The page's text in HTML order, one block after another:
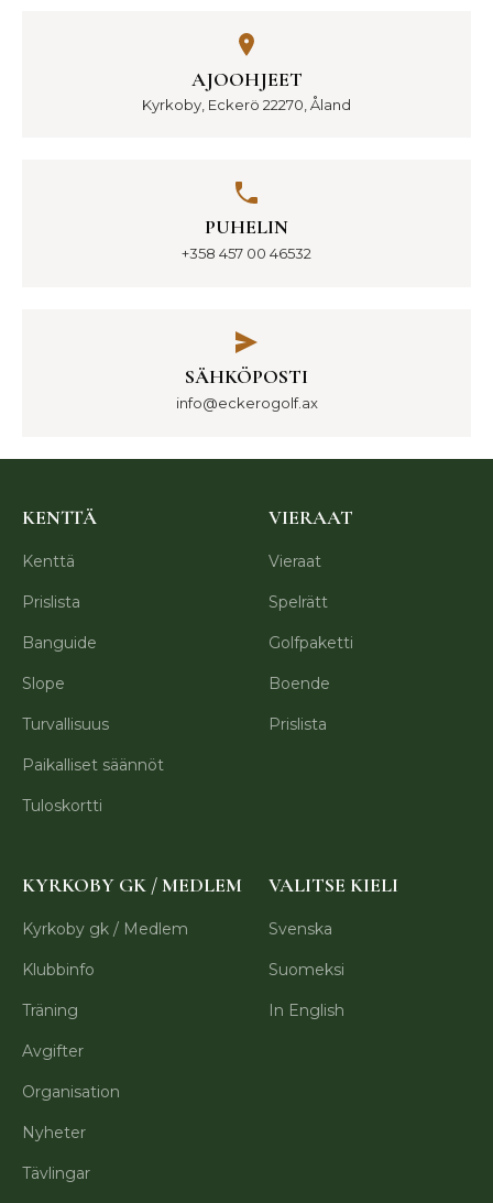
AJOOHJEET
Kyrkoby, Eckerö 22270, Åland
PUHELIN
+358 457 00 46532
SÄHKÖPOSTI
info@eckerogolf.ax
KENTTÄ
Kenttä
Prislista
Banguide
Slope
Turvallisuus
Paikalliset säännöt
Tuloskortti
VIERAAT
Vieraat
Spelrätt
Golfpaketti
Boende
Prislista
KYRKOBY GK / MEDLEM
Kyrkoby gk / Medlem
Klubbinfo
Träning
Avgifter
Organisation
Nyheter
Tävlingar
VALITSE KIELI
Svenska
Suomeksi
In English